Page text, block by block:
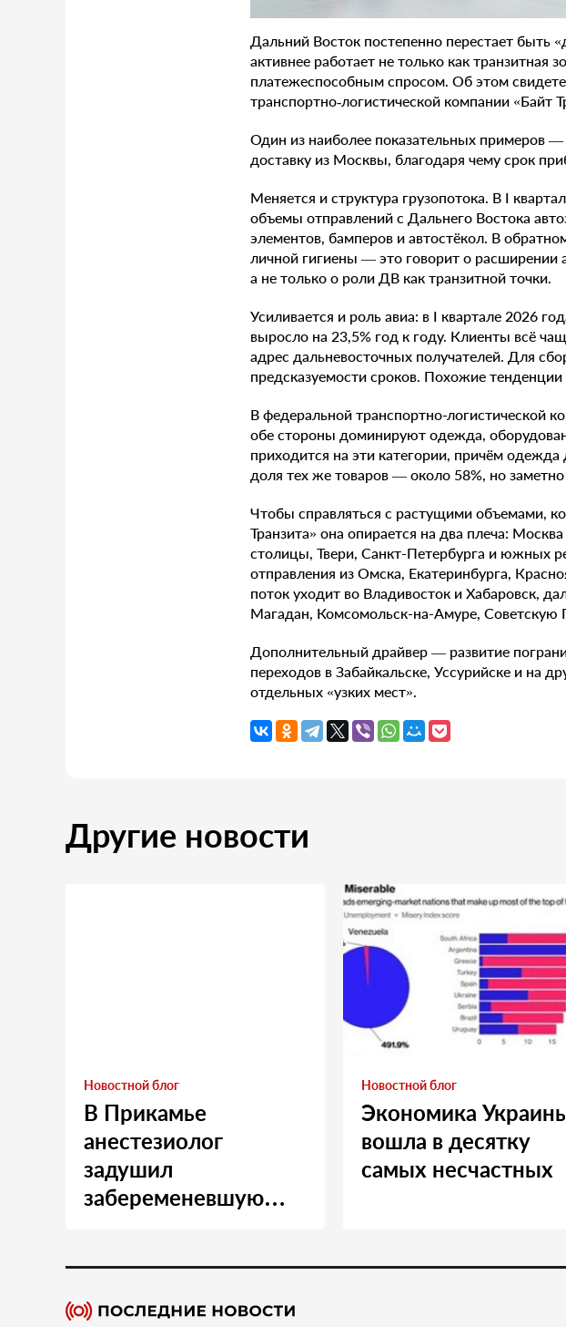
Дальний Восток постепенно перестает быть
активнее работает не только как
платежеспособным спросом. Об этом
транспортно‑логистической компании «Байт
Один из наиболее показательных примеров
доставку из Москвы, благодаря чему срок
Меняется и структура грузопотока. В I
объемы отправлений с Дальнего Востока
элементов, бамперов и автостёкол. В
личной гигиены — это говорит о расширении
а не только о роли ДВ как транзитной точки.
Усиливается и роль авиа: в I квартале 2026
выросло на 23,5% год к году. Клиенты всё
адрес дальневосточных получателей. Для
предсказуемости сроков. Похожие
В федеральной транспортно-логистической
обе стороны доминируют одежда,
приходится на эти категории, причём
доля тех же товаров — около 58%, но
Чтобы справляться с растущими объемами,
Транзита» она опирается на два плеча:
столицы, Твери, Санкт-Петербурга и южных
отправления из Омска, Екатеринбурга,
поток уходит во Владивосток и Хабаровск,
Магадан, Комсомольск-на-Амуре, Советскую
Дополнительный драйвер — развитие
переходов в Забайкальске, Уссурийске и на
отдельных «узких мест».
Другие новости
Новостной блог
В Прикамье
анестезиолог
задушил
забеременевшую
Новостной блог
Экономика
вошла в десятку
самых несчастных